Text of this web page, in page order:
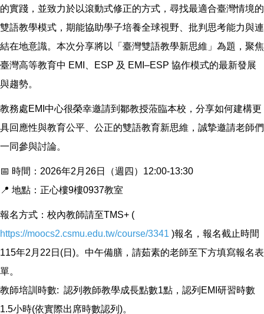
的實踐，並致力於以滾動式修正的方式，尋找最適合臺灣情境的
雙語教學模式，期能協助學子培養全球視野、批判思考能力與連
結在地意識。本次分享將以「臺灣雙語教學新思維」為題，聚焦
臺灣高等教育中 EMI、ESP 及 EMI–ESP 協作模式的最新發展
與趨勢。
教務處EMI中心很榮幸邀請到鄒教授蒞臨本校，分享如何建構更
具回應性與教育公平、公正的雙語教育新思維，誠摯邀請老師們
一同參與討論。
📅 時間：2026年2月26日（週四）12:00-13:30
📍 地點：正心樓9樓0937教室
報名方式：校內教師請至TMS+ (
https://moocs2.csmu.edu.tw/course/3341 )報名，報名截止時間
115年2月22日(日)。中午備膳，請茹素的老師至下方填寫報名表
單。
教師培訓時數: 認列教師教學成長點數1點，認列EMI研習時數
1.5小時(依實際出席時數認列)。